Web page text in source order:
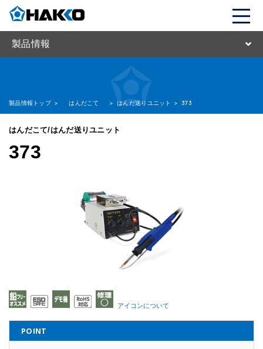
製品情報
製品情報トップ > はんだこて > はんだ送りユニット > 373
はんだこて/はんだ送りユニット
373
アイコンについて
POINT